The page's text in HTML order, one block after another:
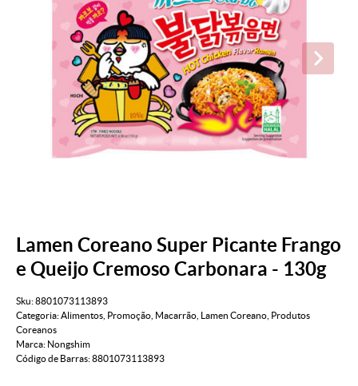
Lamen Coreano Super Picante Frango
e Queijo Cremoso Carbonara - 130g
Sku:8801073113893
Categoria:Alimentos Promoção Macarrão Lamen Coreano Produtos
Coreanos
Marca: Nongshim
Código de Barras:8801073113893